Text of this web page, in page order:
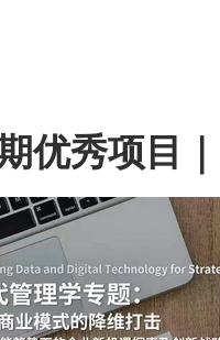
优秀项目｜